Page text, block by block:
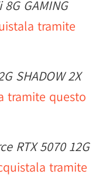
GAMING
tramite
SHADOW 2X
tramite questo
RTX 5070 12G
tramite